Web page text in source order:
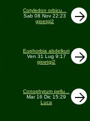
Cotyledon orbicu...
Sab 08 Nov 22:23
gioetgi2
Euphorbia abdelkuri
Ven 31 Lug 9:17
gioetgi2
Conophytum pellu...
Mar 16 Dic 15:29
Luca